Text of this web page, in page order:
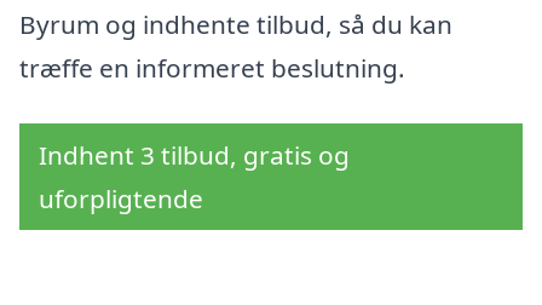
Byrum og indhente tilbud, så du kan
træffe en informeret beslutning.
Indhent 3 tilbud, gratis og
uforpligtende